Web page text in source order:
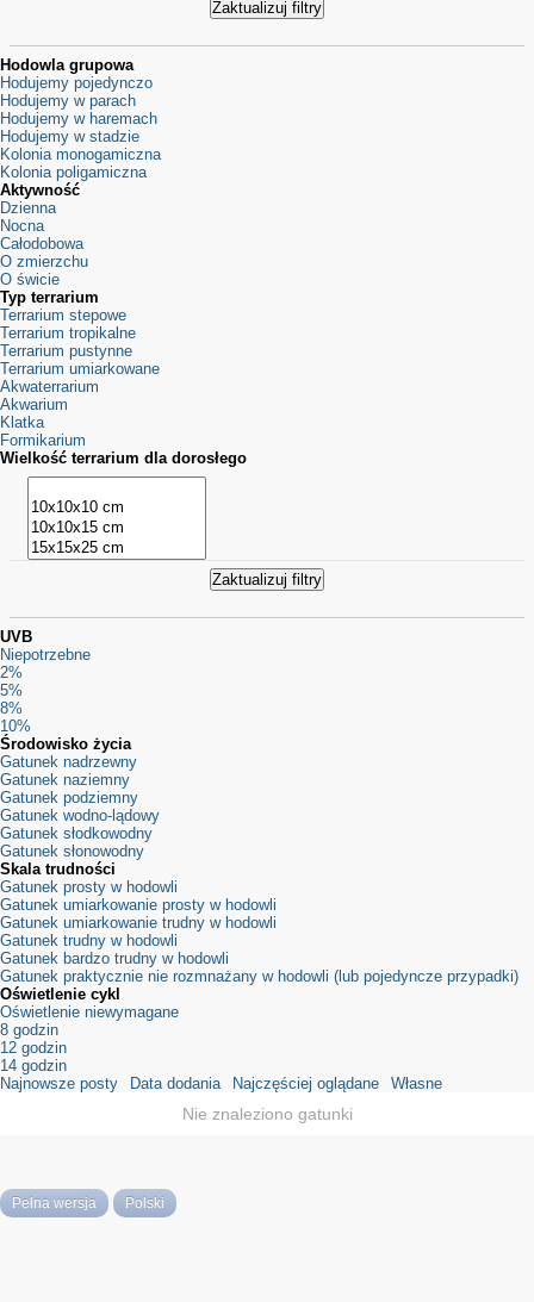
Hodowla grupowa
Hodujemy pojedynczo
Hodujemy w parach
Hodujemy w haremach
Hodujemy w stadzie
Kolonia monogamiczna
Kolonia poligamiczna
Aktywność
Dzienna
Nocna
Całodobowa
O zmierzchu
O świcie
Typ terrarium
Terrarium stepowe
Terrarium tropikalne
Terrarium pustynne
Terrarium umiarkowane
Akwaterrarium
Akwarium
Klatka
Formikarium
Wielkość terrarium dla dorosłego
UVB
Niepotrzebne
2%
5%
8%
10%
Środowisko życia
Gatunek nadrzewny
Gatunek naziemny
Gatunek podziemny
Gatunek wodno-lądowy
Gatunek słodkowodny
Gatunek słonowodny
Skala trudności
Gatunek prosty w hodowli
Gatunek umiarkowanie prosty w hodowli
Gatunek umiarkowanie trudny w hodowli
Gatunek trudny w hodowli
Gatunek bardzo trudny w hodowli
Gatunek praktycznie nie rozmnażany w hodowli (lub pojedyncze przypadki)
Oświetlenie cykl
Oświetlenie niewymagane
8 godzin
12 godzin
14 godzin
Najnowsze posty
Data dodania Najczęściej oglądane Własne
Nie znaleziono gatunki
Pełna wersja Polski